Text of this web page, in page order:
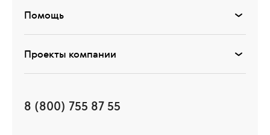
Помощь
Проекты компании
8 (800) 755 87 55